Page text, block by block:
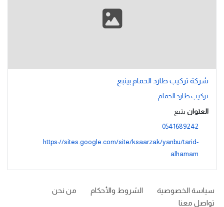
شركة تركيب طارد الحمام بينبع
تركيب طارد الحمام
العنوان ينبع
0541689242
https://sites.google.com/site/ksaarzak/yanbu/tarid-
alhamam
سياسة الخصوصية الشروط والأحكام
من نحن
تواصل معنا